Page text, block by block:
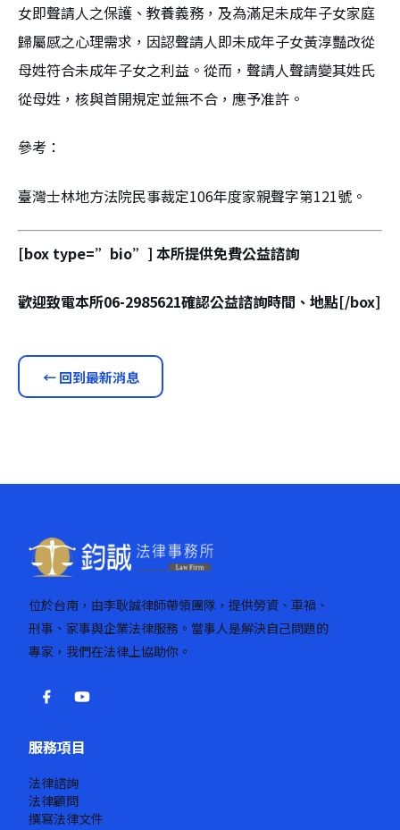
女即聲請人之保護、教養義務，及為滿足未成年子女家庭
歸屬感之心理需求，因認聲請人即未成年子女黃淳豔改從
母姓符合未成年子女之利益。從而，聲請人聲請變其姓氏
從母姓，核與首開規定並無不合，應予准許。
參考：
臺灣士林地方法院民事裁定106年度家親聲字第121號。
[box type=”bio”] 本所提供免費公益諮詢
歡迎致電本所06-2985621確認公益諮詢時間、地點[/box]
← 回到最新消息
位於台南，由李耿誠律師帶領團隊，提供勞資、車禍、
刑事、家事與企業法律服務。當事人是解決自己問題的
專家，我們在法律上協助你。
服務項目
法律諮詢
法律顧問
撰寫法律文件